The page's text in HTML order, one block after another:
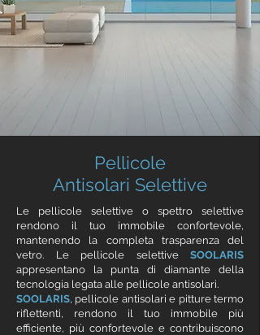
Pellicole
Antisolari Selettive
Le pellicole selettive o spettro selettive
rendono il tuo immobile confortevole,
mantenendo la completa trasparenza del
vetro. Le pellicole selettive
SOOLARIS
appresentano la punta di diamante della
tecnologia legata alle pellicole antisolari.
SOOLARIS, pellicole antisolari e pitture termo
riflettenti, rendono il tuo immobile più
efficiente, più confortevole e contribuiscono